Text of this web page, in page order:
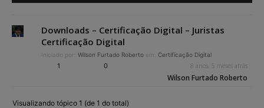
Downloads – Certificação Digital – Juristas
Certificação Digital
Iniciado por: Wilson Furtado Roberto em: Certificação Digital
1 0 8 anos, 5 meses atrás
Wilson Furtado Roberto
Visualizando tópico 1 (de 1 do total)